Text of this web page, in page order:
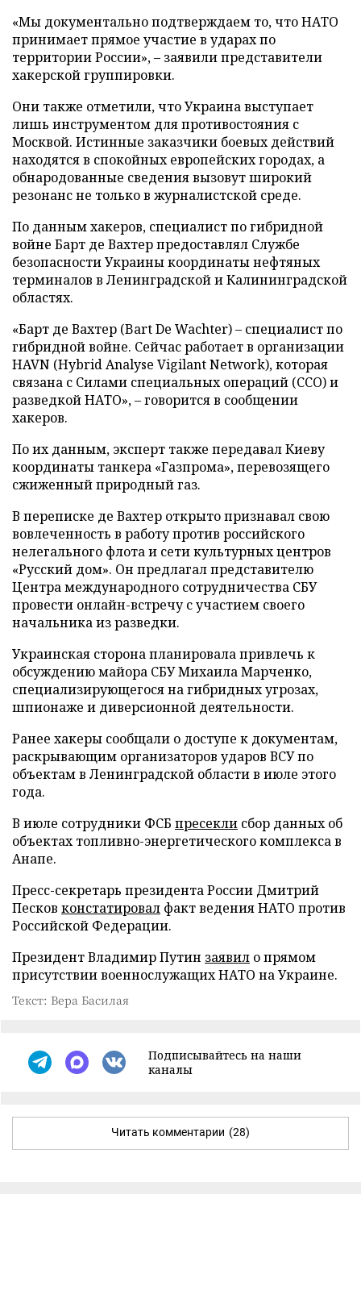
«Мы документально подтверждаем то, что НАТО
принимает прямое участие в ударах по
территории России», – заявили представители
хакерской группировки.
Они также отметили, что Украина выступает
лишь инструментом для противостояния с
Москвой. Истинные заказчики боевых действий
находятся в спокойных европейских городах, а
обнародованные сведения вызовут широкий
резонанс не только в журналистской среде.
По данным хакеров, специалист по гибридной
войне Барт де Вахтер предоставлял Службе
безопасности Украины координаты нефтяных
терминалов в Ленинградской и Калининградской
областях.
«Барт де Вахтер (Bart De Wachter) – специалист по
гибридной войне. Сейчас работает в организации
HAVN (Hybrid Analyse Vigilant Network), которая
связана с Силами специальных операций (ССО) и
разведкой НАТО», – говорится в сообщении
хакеров.
По их данным, эксперт также передавал Киеву
координаты танкера «Газпрома», перевозящего
сжиженный природный газ.
В переписке де Вахтер открыто признавал свою
вовлеченность в работу против российского
нелегального флота и сети культурных центров
«Русский дом». Он предлагал представителю
Центра международного сотрудничества СБУ
провести онлайн-встречу с участием своего
начальника из разведки.
Украинская сторона планировала привлечь к
обсуждению майора СБУ Михаила Марченко,
специализирующегося на гибридных угрозах,
шпионаже и диверсионной деятельности.
Ранее хакеры сообщали о доступе к документам,
раскрывающим организаторов ударов ВСУ по
объектам в Ленинградской области в июле этого
года.
В июле сотрудники ФСБ пресекли сбор данных об
объектах топливно-энергетического комплекса в
Анапе.
Пресс-секретарь президента России Дмитрий
Песков констатировал факт ведения НАТО против
Российской Федерации.
Президент Владимир Путин заявил о прямом
присутствии военнослужащих НАТО на Украине.
Текст: Вера Басилая
Подписывайтесь на наши
каналы
Читать комментарии (28)